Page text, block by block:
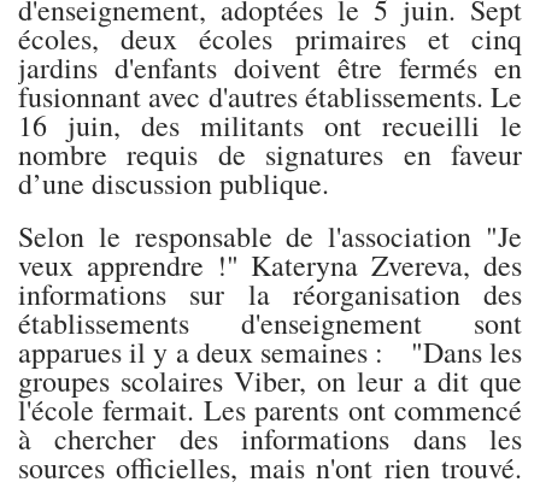
d'enseignement, adoptées le 5 juin. Sept
écoles, deux écoles primaires et cinq
jardins d'enfants doivent être fermés en
fusionnant avec d'autres établissements. Le
16 juin, des militants ont recueilli le
nombre requis de signatures en faveur
d’une discussion publique.
Selon le responsable de l'association "Je
veux apprendre !" Kateryna Zvereva, des
informations sur la réorganisation des
établissements d'enseignement sont
apparues il y a deux semaines : "Dans les
groupes scolaires Viber, on leur a dit que
l'école fermait. Les parents ont commencé
à chercher des informations dans les
sources officielles, mais n'ont rien trouvé.